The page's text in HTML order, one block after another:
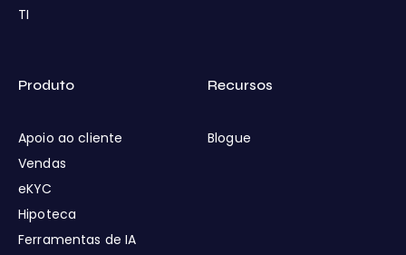
TI
Produto
Apoio ao cliente
Vendas
eKYC
Hipoteca
Ferramentas de IA
Recursos
Blogue